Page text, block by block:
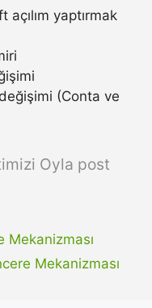
açılım yaptırmak
(Conta ve
Oyla post
Mekanizması
Mekanizması